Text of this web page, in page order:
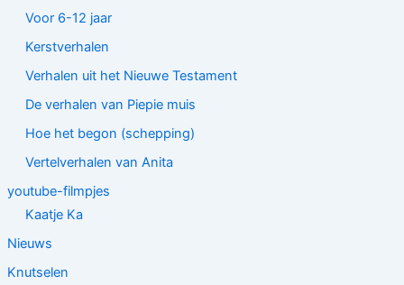
Voor 6-12 jaar
Kerstverhalen
Verhalen uit het Nieuwe Testament
De verhalen van Piepie muis
Hoe het begon (schepping)
Vertelverhalen van Anita
youtube-filmpjes
Kaatje Ka
Nieuws
Knutselen